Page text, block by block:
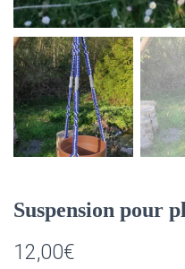
Suspension pour
12,00€